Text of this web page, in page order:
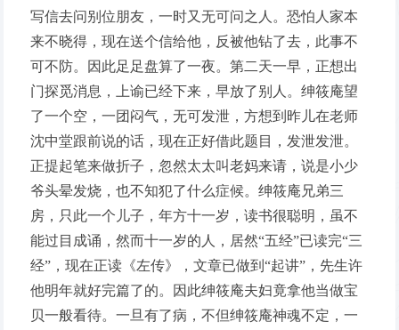
写信去问别位朋友，一时又无可问之人。恐怕人家本
来不晓得，现在送个信给他，反被他钻了去，此事不
可不防。因此足足盘算了一夜。第二天一早，正想出
门探觅消息，上谕已经下来，早放了别人。绅筱庵望
了一个空，一团闷气，无可发泄，方想到昨儿在老师
沈中堂跟前说的话，现在正好借此题目，发泄发泄。
正提起笔来做折子，忽然太太叫老妈来请，说是小少
爷头晕发烧，也不知犯了什么症候。绅筱庵兄弟三
房，只此一个儿子，年方十一岁，读书很聪明，虽不
能过目成诵，然而十一岁的人，居然“五经”已读完“三
经”，现在正读《左传》，文章已做到“起讲”，先生许
他明年就好完篇了的。因此绅筱庵夫妇竟拿他当做宝
贝一般看待。一旦有了病，不但绅筱庵神魂不定，一